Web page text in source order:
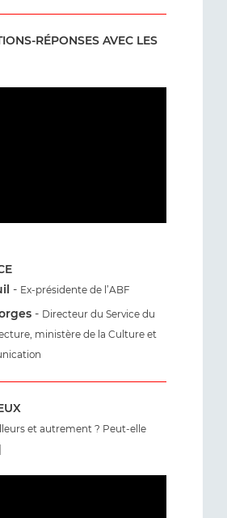
RÉPONSES AVEC LES
- Ex-présidente de l’ABF
- Directeur du Service du
ministère de la Culture et
et autrement ? Peut-elle